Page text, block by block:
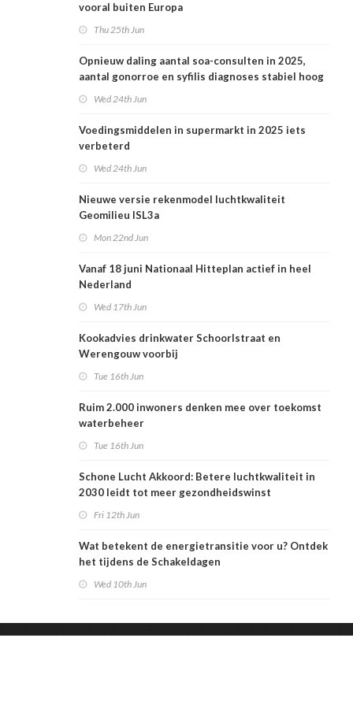
vooral buiten Europa
Thu 25th Jun
Opnieuw daling aantal soa-consulten in 2025,
aantal gonorroe en syfilis diagnoses stabiel hoog
Wed 24th Jun
Voedingsmiddelen in supermarkt in 2025 iets
verbeterd
Wed 24th Jun
Nieuwe versie rekenmodel luchtkwaliteit
Geomilieu ISL3a
Mon 22nd Jun
Vanaf 18 juni Nationaal Hitteplan actief in heel
Nederland
Wed 17th Jun
Kookadvies drinkwater Schoorlstraat en
Werengouw voorbij
Tue 16th Jun
Ruim 2.000 inwoners denken mee over toekomst
waterbeheer
Tue 16th Jun
Schone Lucht Akkoord: Betere luchtkwaliteit in
2030 leidt tot meer gezondheidswinst
Fri 12th Jun
Wat betekent de energietransitie voor u? Ontdek
het tijdens de Schakeldagen
Wed 10th Jun